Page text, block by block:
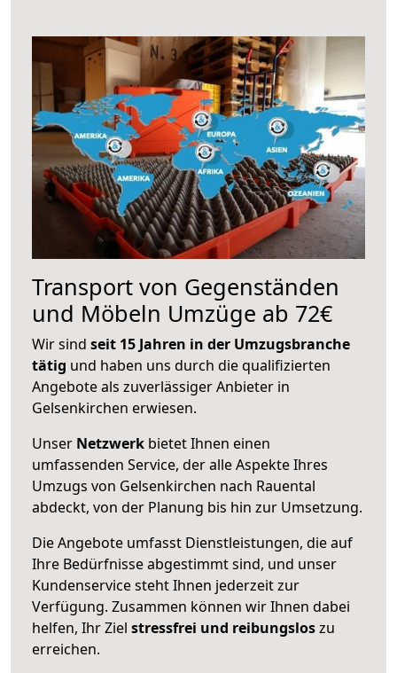
Transport von Gegenständen
und Möbeln Umzüge ab 72€
Wir sind seit 15 Jahren in der Umzugsbranche
tätig und haben uns durch die qualifizierten
Angebote als zuverlässiger Anbieter in
Gelsenkirchen erwiesen.
Unser Netzwerk bietet Ihnen einen
umfassenden Service, der alle Aspekte Ihres
Umzugs von Gelsenkirchen nach Rauental
abdeckt, von der Planung bis hin zur Umsetzung.
Die Angebote umfasst Dienstleistungen, die auf
Ihre Bedürfnisse abgestimmt sind, und unser
Kundenservice steht Ihnen jederzeit zur
Verfügung. Zusammen können wir Ihnen dabei
helfen, Ihr Ziel stressfrei und reibungsloszu
erreichen.